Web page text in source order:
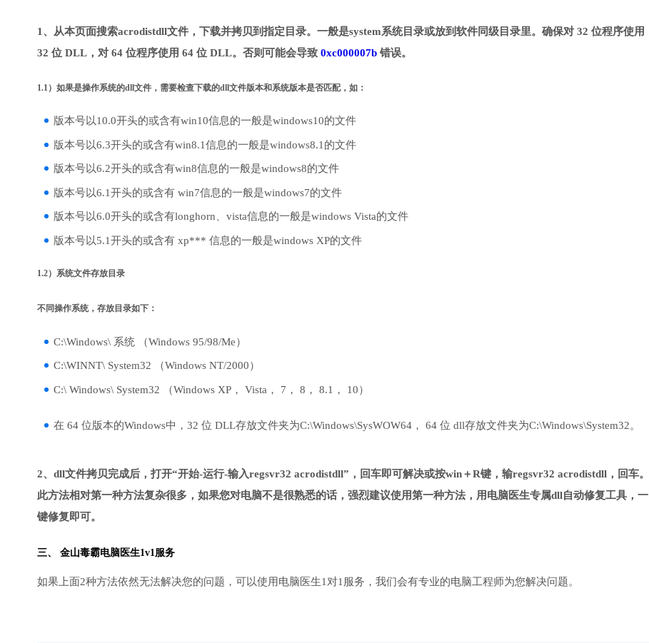
1、从本页面搜索acrodistdll文件，下载并拷贝到指定目录。一般是system系统目录或放到软件同级目录里。确保对 32 位程序使用
32 位 DLL，对 64 位程序使用 64 位 DLL。否则可能会导致 0xc000007b 错误。
1.1）如果是操作系统的dll文件，需要检查下载的dll文件版本和系统版本是否匹配，如：
版本号以10.0开头的或含有win10信息的一般是windows10的文件
版本号以6.3开头的或含有win8.1信息的一般是windows8.1的文件
版本号以6.2开头的或含有win8信息的一般是windows8的文件
版本号以6.1开头的或含有 win7信息的一般是windows7的文件
版本号以6.0开头的或含有longhorn、vista信息的一般是windows Vista的文件
版本号以5.1开头的或含有 xp*** 信息的一般是windows XP的文件
1.2）系统文件存放目录
不同操作系统，存放目录如下：
C:\Windows\ 系统 （Windows 95/98/Me）
C:\WINNT\ System32 （Windows NT/2000）
C:\ Windows\ System32 （Windows XP， Vista， 7， 8， 8.1， 10）
在 64 位版本的Windows中，32 位 DLL存放文件夹为C:\Windows\SysWOW64， 64 位 dll存放文件夹为C:\Windows\System32。
2、dll文件拷贝完成后，打开“开始-运行-输入regsvr32 acrodistdll”，回车即可解决或按win＋R键，输regsvr32 acrodistdll，回车。
此方法相对第一种方法复杂很多，如果您对电脑不是很熟悉的话，强烈建议使用第一种方法，用电脑医生专属dll自动修复工具，一
键修复即可。
三、 金山毒霸电脑医生1v1服务
如果上面2种方法依然无法解决您的问题，可以使用电脑医生1对1服务，我们会有专业的电脑工程师为您解决问题。